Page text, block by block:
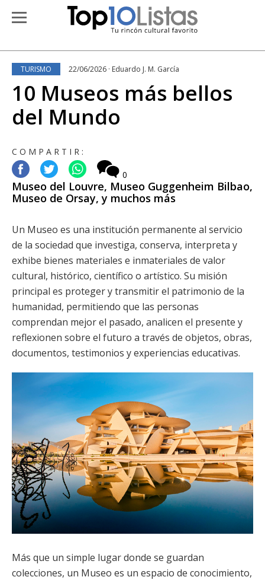
TURISMO 22/06/2026 · Eduardo J. M. García
10 Museos más bellos
del Mundo
COMPARTIR:
0
Museo del Louvre, Museo Guggenheim Bilbao,
Museo de Orsay, y muchos más
Un Museo es una institución permanente al servicio
de la sociedad que investiga, conserva, interpreta y
exhibe bienes materiales e inmateriales de valor
cultural, histórico, científico o artístico. Su misión
principal es proteger y transmitir el patrimonio de la
humanidad, permitiendo que las personas
comprendan mejor el pasado, analicen el presente y
reflexionen sobre el futuro a través de objetos, obras,
documentos, testimonios y experiencias educativas.
Más que un simple lugar donde se guardan
colecciones, un Museo es un espacio de conocimiento,